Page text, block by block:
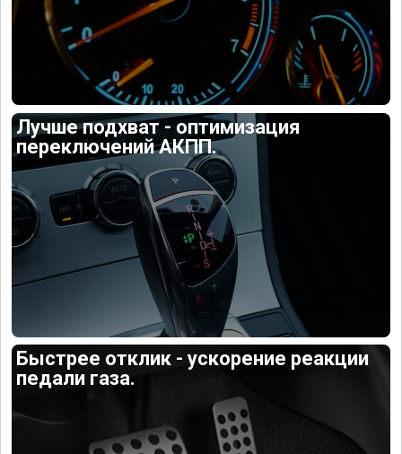
Лучше подхват - оптимизация
переключений АКПП.
Быстрее отклик - ускорение реакции
педали газа.